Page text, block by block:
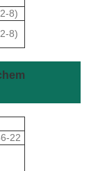
8)
8)
22